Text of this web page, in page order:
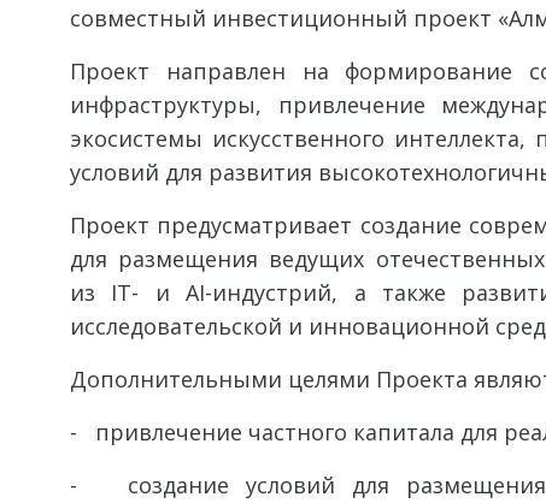
совместный инвестиционный проект
Проект направлен на формирование
инфраструктуры, привлечение
экосистемы искусственного интеллекта,
условий для развития
Проект предусматривает создание
для размещения ведущих
из IT- и AI-индустрий, а также
исследовательской и инновационной
Дополнительными целями Проекта
- привлечение частного капитала для
- создание условий для размещения